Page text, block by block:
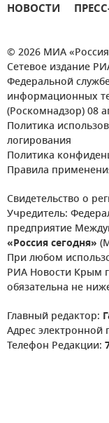
НОВОСТИ
© 2026 МИА «Россия
Сетевое издание
Федеральной
информационных
(Роскомнадзор) 08
Политика
логирования
Политика
Правила
Свидетельство о
Учредитель:
предприятие
«Россия сегодня»
При любом
РИА Новости Крым
обязательна не
Главный редактор:
Адрес электронной
Телефон Редакции: